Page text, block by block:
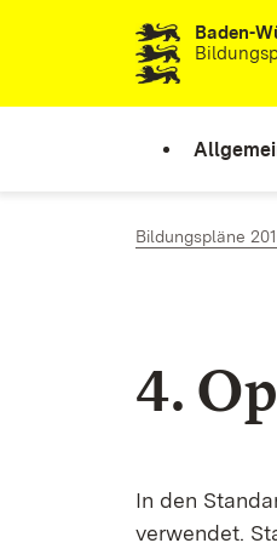
Zum Inhalt springen
Baden-
Bildungspläne
4.
In den
ver­wen­det.